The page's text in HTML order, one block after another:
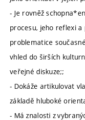
- Je rovněž
procesu, jeho reflexi
problematice
vhled do širších
veřejné diskuze;;
- Dokáže artikulovat
základě hluboké
- Má znalosti z